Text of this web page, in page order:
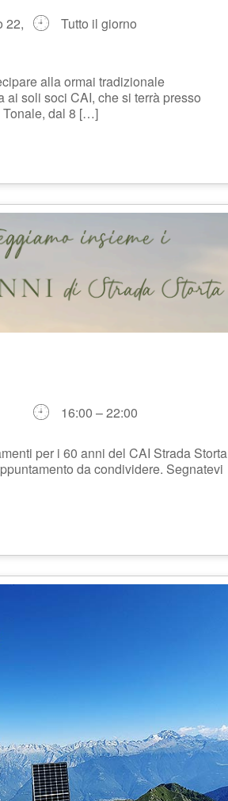
22,
Tutto il giorno
alla ormai tradizionale
ai soli soci CAI, che si terrà presso
Tonale, dal 8 […]
16:00 – 22:00
per i 60 anni del CAI Strada Storta
da condividere. Segnatevi